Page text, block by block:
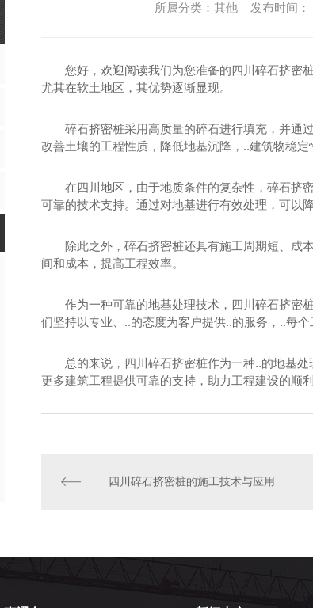
四川碎石桩
四川碎石挤密桩
四川碎石桩施工
四川碎石挤密桩施工
所属分类：其他 发布时间
您好，欢迎阅读我们为您准备的四川碎石挤密
尤其在软土地区，其优势逐渐显现。
碎石挤密桩采用高质量的碎石进行填充，并通
改善土壤的工程性质，降低地基沉降，..建筑物稳定
在四川地区，由于地质条件的复杂性，碎石挤
可靠的技术支持。通过对地基进行有效处理，可以
除此之外，碎石挤密桩还具有施工周期短、成
间和成本，提高工程效率。
作为一种可靠的地基处理技术，四川碎石挤密
们坚持以专业、..的态度为客户提供..的服务，..每个
总的来说，四川碎石挤密桩作为一种..的地基
更多建筑工程提供可靠的支持，助力工程建设的顺
四川碎石挤密桩的施工技术与应用